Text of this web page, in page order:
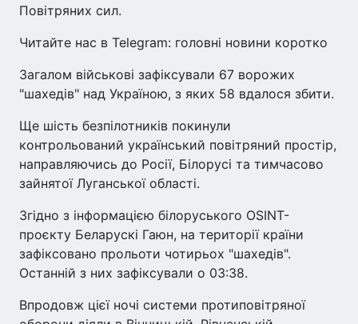
Повітряних сил.
Читайте нас в Telegram: головні новини коротко
Загалом військові зафіксували 67 ворожих
"шахедів" над Україною, з яких 58 вдалося збити.
Ще шість безпілотників покинули
контрольований український повітряний простір,
направляючись до Росії, Білорусі та тимчасово
зайнятої Луганської області.
Згідно з інформацією білоруського OSINT-
проєкту Беларускі Гаюн, на території країни
зафіксовано прольоти чотирьох "шахедів".
Останній з них зафіксували о 03:38.
Впродовж цієї ночі системи протиповітряної